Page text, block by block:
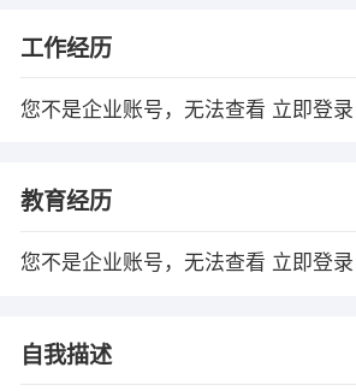
工作经历
您不是企业账号，无法查看 立即登录
教育经历
您不是企业账号，无法查看 立即登录
自我描述